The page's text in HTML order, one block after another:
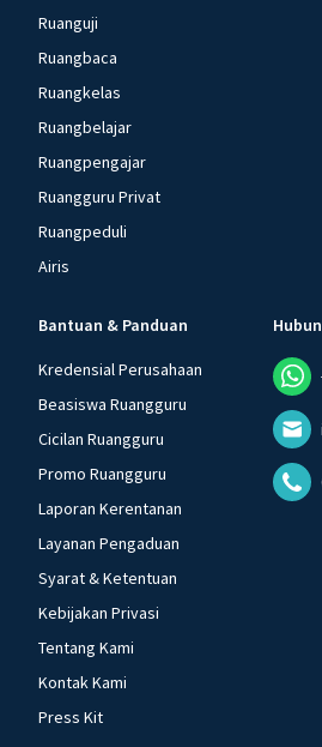
Ruanguji
Ruangbaca
Ruangkelas
Ruangbelajar
Ruangpengajar
Ruangguru Privat
Ruangpeduli
Airis
Bantuan & Panduan
Kredensial Perusahaan
Beasiswa Ruangguru
Cicilan Ruangguru
Promo Ruangguru
Laporan Kerentanan
Layanan Pengaduan
Syarat & Ketentuan
Kebijakan Privasi
Tentang Kami
Kontak Kami
Press Kit